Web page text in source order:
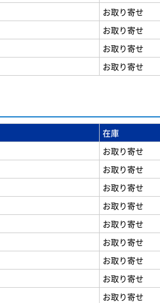
お取り寄せ
お取り寄せ
お取り寄せ
お取り寄せ
在庫
お取り寄せ
お取り寄せ
お取り寄せ
お取り寄せ
お取り寄せ
お取り寄せ
お取り寄せ
お取り寄せ
お取り寄せ